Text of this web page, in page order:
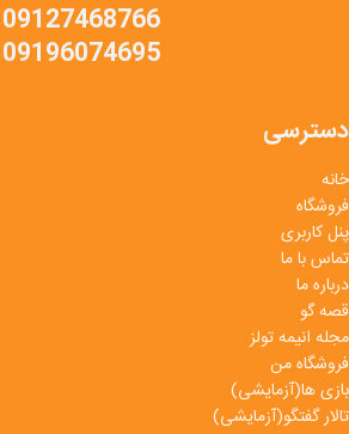
09127468766
09196074695
دسترسی
خانه
فروشگاه
پنل کاربری
تماس با ما
درباره ما
قصه گو
مجله انیمه تولز
فروشگاه من
بازی ها(آزمایشی)
تالار گفتگو(آزمایشی)